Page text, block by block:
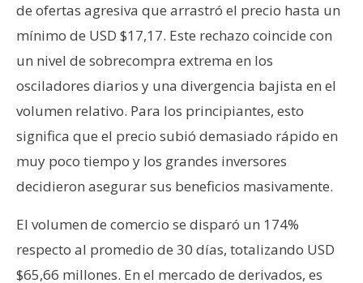
de ofertas agresiva que arrastró el precio hasta un
mínimo de USD $17,17. Este rechazo coincide con
un nivel de sobrecompra extrema en los
osciladores diarios y una divergencia bajista en el
volumen relativo. Para los principiantes, esto
significa que el precio subió demasiado rápido en
muy poco tiempo y los grandes inversores
decidieron asegurar sus beneficios masivamente.
El volumen de comercio se disparó un 174%
respecto al promedio de 30 días, totalizando USD
$65,66 millones. En el mercado de derivados, es